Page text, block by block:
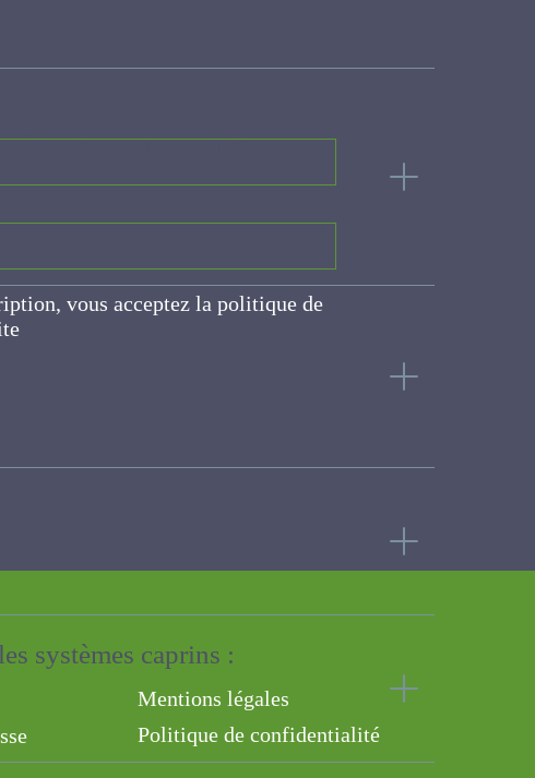
M., LEBAS M., CADU Margot,
pour les éleveurs de
en fermes commerciales,
: approche globale
les systèmes caprins :
vous acceptez la politique
site
Mentions légales
Politique de confidentialité